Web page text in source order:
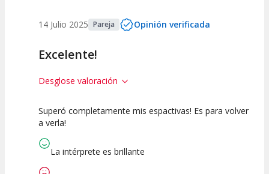
14 Julio 2025 Pareja Opinión verificada
Excelente!
Desglose valoración
10
Espectáculo
10
Escena
10
Superó completamente mis espactivas! Es para volver
a verla!
La intérprete es brillante